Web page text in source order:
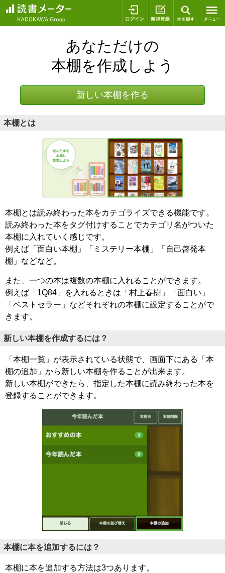
ログイン 新規登録
あなただけの
本棚を作成しよう
新しい本棚を作る
本棚とは
本棚とは読み終わった本をカテゴライズできる機能です。
読み終わった本をタグ付けすることでカテゴリ名がついた
本棚に入れていく感じです。
例えば「面白い本棚」「ミステリー本棚」「自己啓発本
棚」などなど。
また、一つの本は複数の本棚に入れることができます。
例えば「1Q84」を入れるときは「村上春樹」「面白い」
「ベストセラー」などそれぞれの本棚に設定することがで
きます。
新しい本棚を作成するには？
「本棚一覧」が表示されている状態で、画面下にある「本
棚の追加」から新しい本棚を作ることが出来ます。
新しい本棚ができたら、指定した本棚に読み終わった本を
登録することができます。
本棚に本を追加するには？
本棚に本を追加する方法は3つあります。